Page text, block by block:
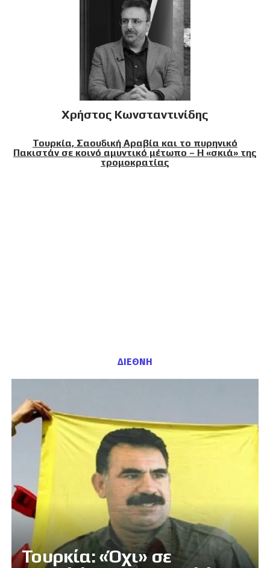
Χρήστος Κωνσταντινίδης
Τουρκία, Σαουδική Αραβία και το πυρηνικό
Πακιστάν σε κοινό αμυντικό μέτωπο – Η «σκιά» της
τρομοκρατίας
ΔΙΕΘΝΗ
Τουρκία: «Όχι» σε